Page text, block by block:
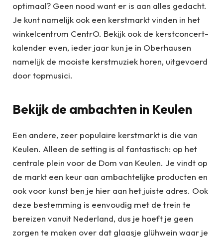
optimaal? Geen nood want er is aan alles gedacht.
Je kunt namelijk ook een kerstmarkt vinden in het
winkelcentrum CentrO. Bekijk ook de kerstconcert-
kalender even, ieder jaar kun je in Oberhausen
namelijk de mooiste kerstmuziek horen, uitgevoerd
door topmusici.
Bekijk de ambachten in Keulen
Een andere, zeer populaire kerstmarkt is die van
Keulen. Alleen de setting is al fantastisch: op het
centrale plein voor de Dom van Keulen. Je vindt op
de markt een keur aan ambachtelijke producten en
ook voor kunst ben je hier aan het juiste adres. Ook
deze bestemming is eenvoudig met de trein te
bereizen vanuit Nederland, dus je hoeft je geen
zorgen te maken over dat glaasje glühwein waar je